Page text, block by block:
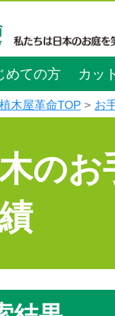
めての方 カッ
木屋革命TOP お
のお